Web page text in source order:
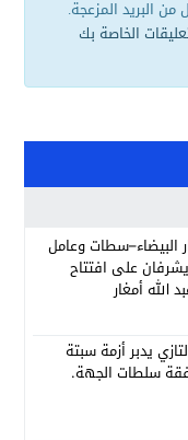
البريد المزعجة.
الخاصة بك
البيضاء–سطات وعامل
على افتتاح
الله أمغار
يدبر أزمة سبتة
سلطات الجهة.